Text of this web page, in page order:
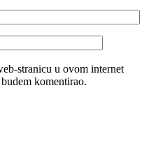
stranicu u ovom internet
komentirao.